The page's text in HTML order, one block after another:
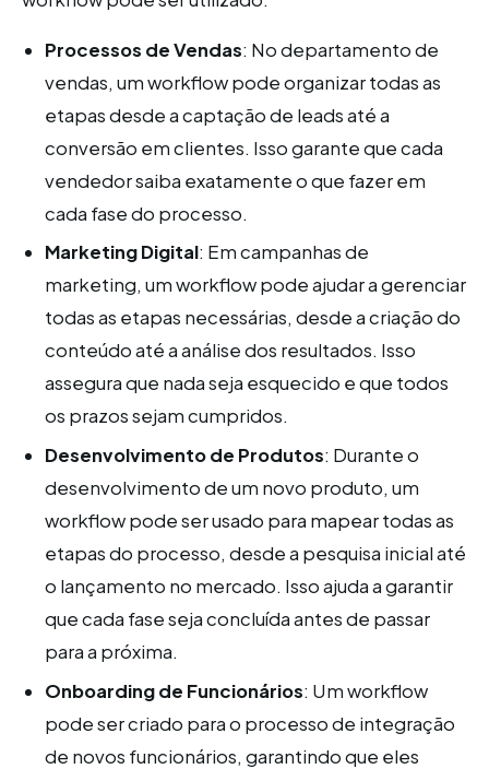
Processos de Vendas: No departamento de
vendas, um workflow pode organizar todas as
etapas desde a captação de leads até a
conversão em clientes. Isso garante que cada
vendedor saiba exatamente o que fazer em
cada fase do processo.
Marketing Digital: Em campanhas de
marketing, um workflow pode ajudar a gerenciar
todas as etapas necessárias, desde a criação do
conteúdo até a análise dos resultados. Isso
assegura que nada seja esquecido e que todos
os prazos sejam cumpridos.
Desenvolvimento de Produtos: Durante o
desenvolvimento de um novo produto, um
workflow pode ser usado para mapear todas as
etapas do processo, desde a pesquisa inicial até
o lançamento no mercado. Isso ajuda a garantir
que cada fase seja concluída antes de passar
para a próxima.
Onboarding de Funcionários: Um workflow
pode ser criado para o processo de integração
de novos funcionários, garantindo que eles